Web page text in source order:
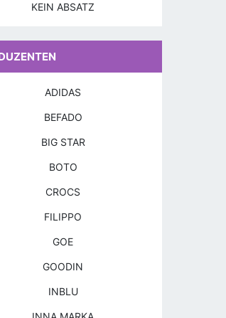
KEIN ABSATZ
ADIDAS
BEFADO
BIG STAR
BOTO
CROCS
FILIPPO
GOE
GOODIN
INBLU